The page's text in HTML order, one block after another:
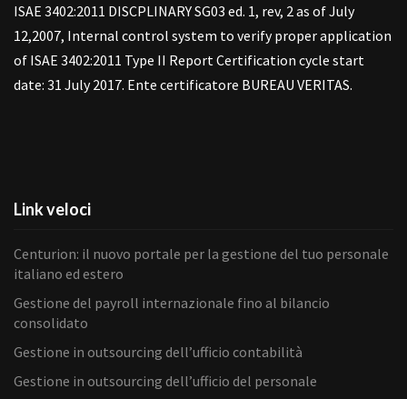
ISAE 3402:2011 DISCPLINARY SG03 ed. 1, rev, 2 as of July
12,2007, Internal control system to verify proper application
of ISAE 3402:2011 Type II Report Certification cycle start
date: 31 July 2017. Ente certificatore BUREAU VERITAS.
Link veloci
Centurion: il nuovo portale per la gestione del tuo personale
italiano ed estero
Gestione del payroll internazionale fino al bilancio
consolidato
Gestione in outsourcing dell’ufficio contabilità
Gestione in outsourcing dell’ufficio del personale